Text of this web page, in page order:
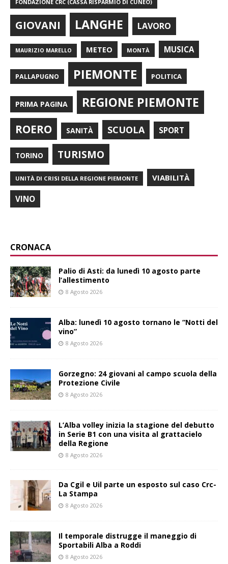
FONDAZIONE CRC (CASSA RISPARMIO DI CUNEO)
GIOVANI LANGHE LAVORO
MAURIZIO MARELLO METEO MONTÀ MUSICA
PALLAPUGNO PIEMONTE POLITICA
PRIMA PAGINA REGIONE PIEMONTE
ROERO SANITÀ SCUOLA SPORT
TORINO TURISMO
UNITÀ DI CRISI DELLA REGIONE PIEMONTE VIABILITÀ
VINO
CRONACA
Palio di Asti: da lunedì 10 agosto parte
l’allestimento
8 Agosto 2026
Alba: lunedì 10 agosto tornano le “Notti del
vino”
8 Agosto 2026
Gorzegno: 24 giovani al campo scuola della
Protezione Civile
8 Agosto 2026
L’Alba volley inizia la stagione del debutto
in Serie B1 con una visita al grattacielo
della Regione
8 Agosto 2026
Da Cgil e Uil parte un esposto sul caso Crc-
La Stampa
8 Agosto 2026
Il temporale distrugge il maneggio di
Sportabili Alba a Roddi
8 Agosto 2026